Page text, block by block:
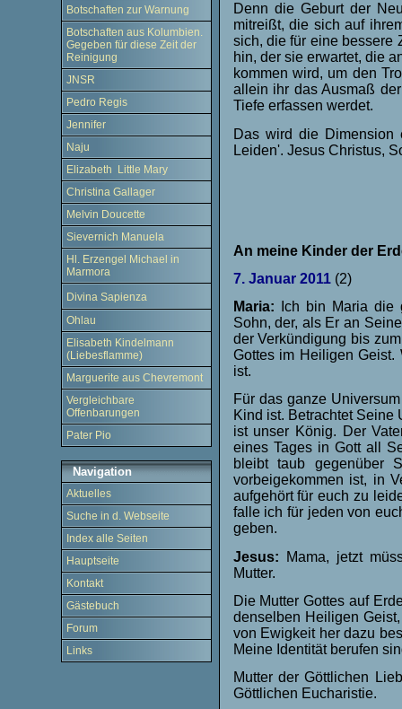
Botschaften zur Warnung
Botschaften aus Kolumbien.
Gegeben für diese Zeit der
Reinigung
JNSR
Pedro Regis
Jennifer
Naju
Elizabeth Little Mary
Christina Gallager
Melvin Doucette
Sievernich Manuela
Hl. Erzengel Michael in
Marmora
Divina Sapienza
Ohlau
Elisabeth Kindelmann
(Liebesflamme)
Marguerite aus Chevremont
Vergleichbare
Offenbarungen
Pater Pio
Navigation
Aktuelles
Suche in d. Webseite
Index alle Seiten
Hauptseite
Kontakt
Gästebuch
Forum
Links
Denn die Geburt der
mitreißt, die sich auf
sich, die für eine bessere
hin, der sie erwartet, die
kommen wird, um den
allein ihr das Ausmaß
Tiefe erfassen werdet.
Das wird die Dimension
Leiden'. Jesus Christus,
An meine Kinder der
7. Januar 2011(2)
Maria: Ich bin Maria die
Sohn, der, als Er an
der Verkündigung bis
Gottes im Heiligen
ist.
Für das ganze
Kind ist. Betrachtet Seine
ist unser König. Der
eines Tages in Gott all
bleibt taub gegenüber
vorbeigekommen ist, in
aufgehört für euch zu
falle ich für jeden von
geben.
Jesus: Mama, jetzt
Mutter.
Die Mutter Gottes auf
denselben Heiligen
von Ewigkeit her dazu
Meine Identität berufen
Mutter der Göttlichen
Göttlichen Eucharistie.